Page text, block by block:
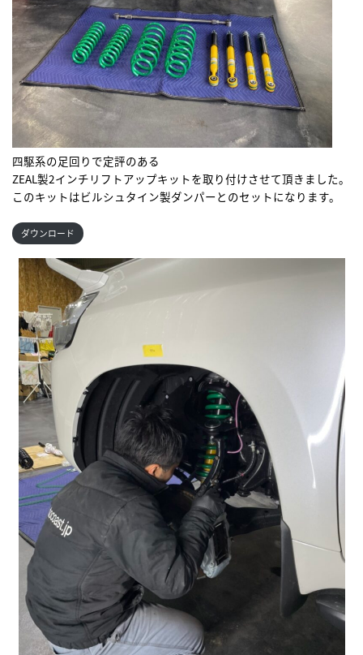
四駆系の足回りで定評のある
ZEAL製2インチリフトアップキットを取り付けさせて頂きました。
このキットはビルシュタイン製ダンパーとのセットになります。
ダウンロード